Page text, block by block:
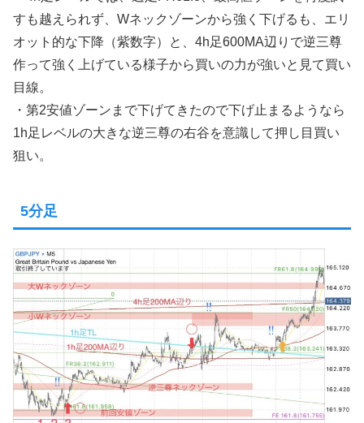
すも越えられず、Wネックゾーンから強く下げるも、エリ
オット的な下降（紫数字）と、4h足600MA辺りで逆三尊
作って強く上げている様子から買いの力が強いと見て買い
目線。
・第2安値ゾーンまで下げてきたので下げ止まるようなら
1h足レベルの大きな逆三尊の右谷を意識して押し目買い
狙い。
5分足